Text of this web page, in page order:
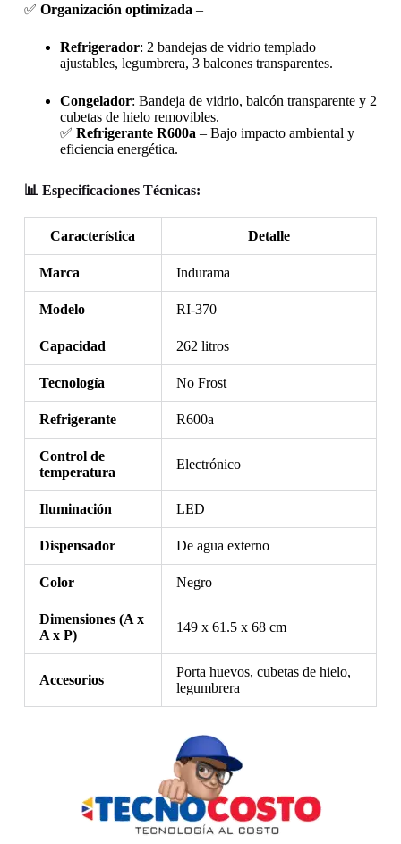
✅ Organización optimizada –
Refrigerador: 2 bandejas de vidrio templado
ajustables, legumbrera, 3 balcones transparentes.
Congelador: Bandeja de vidrio, balcón transparente y 2
cubetas de hielo removibles.
✅ Refrigerante R600a – Bajo impacto ambiental y
eficiencia energética.
📊 Especificaciones Técnicas:
Característica Detalle
Marca Indurama
Modelo RI-370
Capacidad 262 litros
Tecnología No Frost
Refrigerante R600a
Control de
temperatura
Electrónico
Iluminación LED
Dispensador De agua externo
Color Negro
Dimensiones (A x
A x P)
149 x 61.5 x 68 cm
Accesorios
Porta huevos, cubetas de hielo,
legumbrera